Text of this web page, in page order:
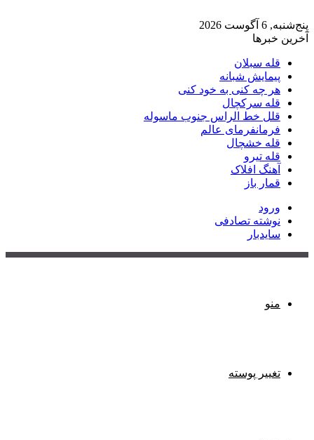
پنج‌شنبه, 6 آگوست 2026
آخرین خبرها
قله سبلان
پیمایش شبانه
هر چه کنی به خود کنی
قله سرکچال
قلل خط الراس جنوب ماسوله
فرمانفرمای عالم
قله خشچال
قله تیرو
آهنگ افلاک
قمار باز
ورود
نوشته تصادفی
سایدبار
منو
تغییر پوسته